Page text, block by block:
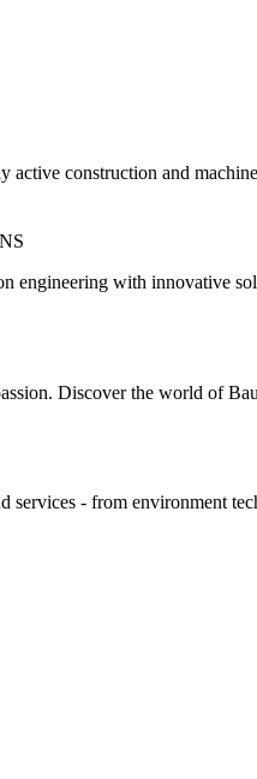
construction and
engineering with innovative
Discover the world of
services - from environment